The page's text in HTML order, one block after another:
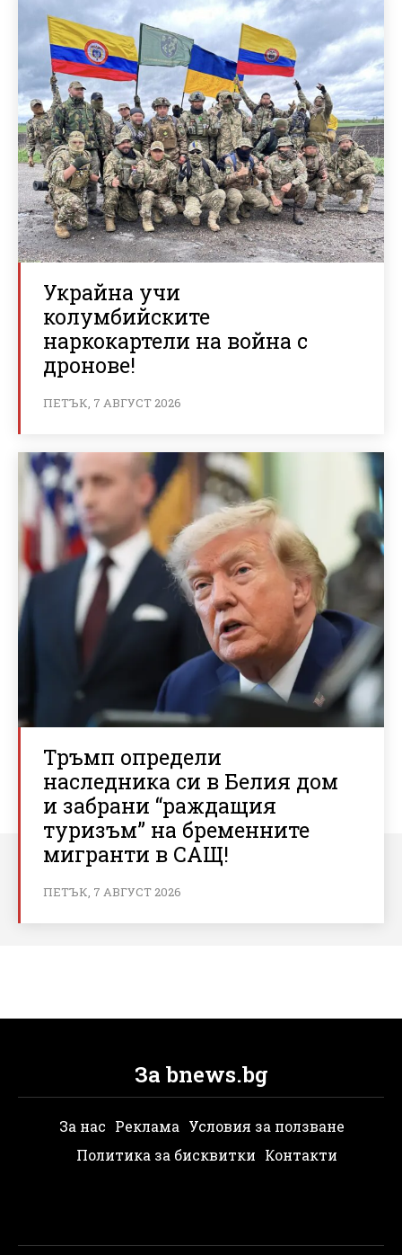
Украйна учи
колумбийските
наркокартели на война с
дронове!
ПЕТЪК, 7 АВГУСТ 2026
Тръмп определи
наследника си в Белия дом
и забрани “раждащия
туризъм” на бременните
мигранти в САЩ!
ПЕТЪК, 7 АВГУСТ 2026
За bnews.bg
За нас Реклама Условия за ползване
Политика за бисквитки Контакти